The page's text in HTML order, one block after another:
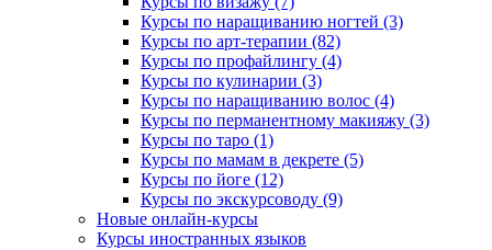
Курсы по наращиванию ногтей (3)
Курсы по арт-терапии (82)
Курсы по профайлингу (4)
Курсы по кулинарии (3)
Курсы по наращиванию волос (4)
Курсы по перманентному макияжу (3)
Курсы по таро (1)
Курсы по мамам в декрете (5)
Курсы по йоге (12)
Курсы по экскурсоводу (9)
Новые онлайн‑курсы
Курсы иностранных языков